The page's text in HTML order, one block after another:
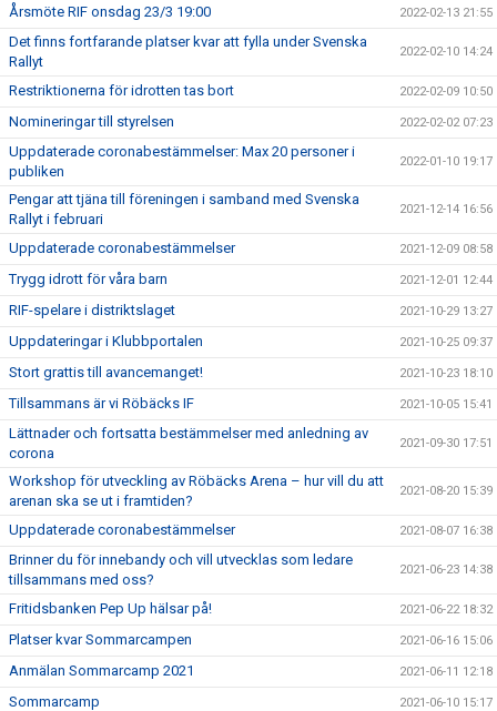
Årsmöte RIF onsdag 23/3 19:00 2022-02-13 21:55
Det finns fortfarande platser kvar att fylla under Svenska
Rallyt
2022-02-10 14:24
Restriktionerna för idrotten tas bort 2022-02-09 10:50
Nomineringar till styrelsen 2022-02-02 07:23
Uppdaterade coronabestämmelser: Max 20 personer i
publiken
2022-01-10 19:17
Pengar att tjäna till föreningen i samband med Svenska
Rallyt i februari
2021-12-14 16:56
Uppdaterade coronabestämmelser 2021-12-09 08:58
Trygg idrott för våra barn 2021-12-01 12:44
RIF-spelare i distriktslaget 2021-10-29 13:27
Uppdateringar i Klubbportalen 2021-10-25 09:37
Stort grattis till avancemanget! 2021-10-23 18:10
Tillsammans är vi Röbäcks IF 2021-10-05 15:41
Lättnader och fortsatta bestämmelser med anledning av
corona
2021-09-30 17:51
Workshop för utveckling av Röbäcks Arena – hur vill du att
arenan ska se ut i framtiden?
2021-08-20 15:39
Uppdaterade coronabestämmelser 2021-08-07 16:38
Brinner du för innebandy och vill utvecklas som ledare
tillsammans med oss?
2021-06-23 14:38
Fritidsbanken Pep Up hälsar på! 2021-06-22 18:32
Platser kvar Sommarcampen 2021-06-16 15:06
Anmälan Sommarcamp 2021 2021-06-11 12:18
Sommarcamp 2021-06-10 15:17